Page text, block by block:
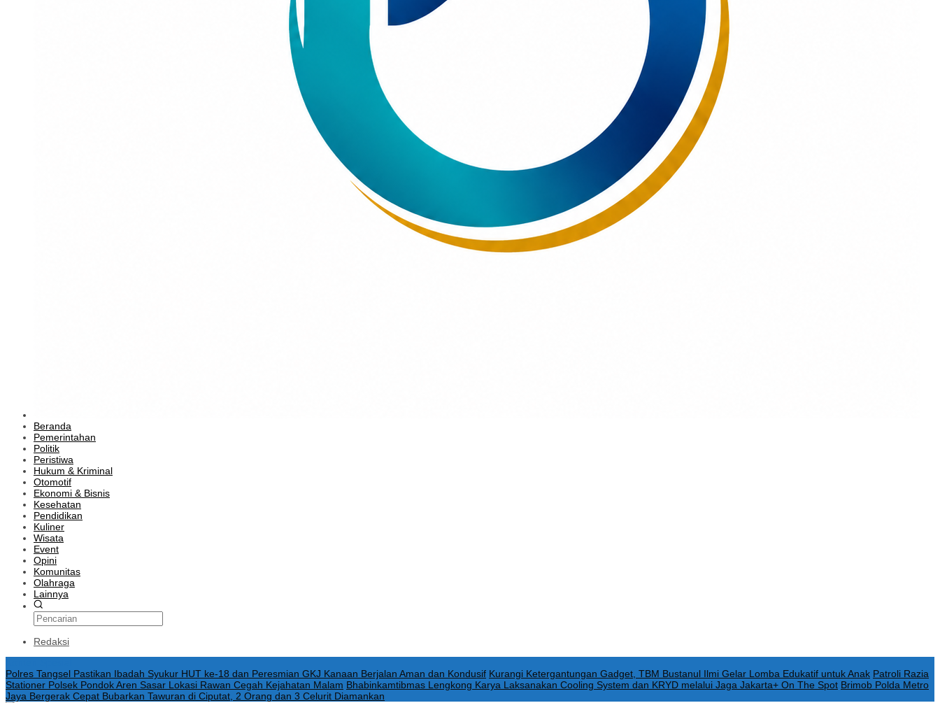
Beranda
Pemerintahan
Politik
Peristiwa
Hukum & Kriminal
Otomotif
Ekonomi & Bisnis
Kesehatan
Pendidikan
Kuliner
Wisata
Event
Opini
Komunitas
Olahraga
Lainnya
Redaksi
Polres Tangsel Pastikan Ibadah Syukur HUT ke-18 dan Peresmian GKJ Kanaan Berjalan Aman dan Kondusif Kurangi Ketergantungan Gadget, TBM Bustanul Ilmi Gelar Lomba Edukatif untuk Anak Patroli Razia
Stationer Polsek Pondok Aren Sasar Lokasi Rawan Cegah Kejahatan Malam Bhabinkamtibmas Lengkong Karya Laksanakan Cooling System dan KRYD melalui Jaga Jakarta+ On The Spot Brimob Polda Metro
Jaya Bergerak Cepat Bubarkan Tawuran di Ciputat, 2 Orang dan 3 Celurit Diamankan